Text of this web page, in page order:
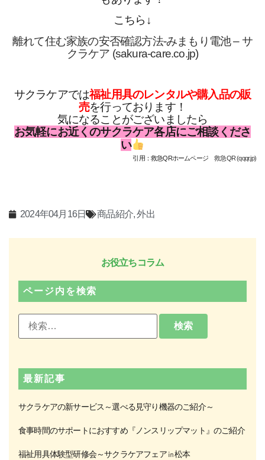
こちら↓
離れて住む家族の安否確認方法-みまもり電池 – サ
クラケア (sakura-care.co.jp)
サクラケアでは福祉用具のレンタルや購入品の販
売を行っております！
気になることがございましたら
お気軽にお近くのサクラケア各店にご相談くださ
い
引用：救急QRホームページ救急QR (qqqr.jp)
2024年04月16日 商品紹介,外出
お役立ちコラム
ページ内を検索
最新記事
サクラケアの新サービス～選べる見守り機器のご紹介～
食事時間のサポートにおすすめ『ノンスリップマット』のご紹介
福祉用具体験型研修会～サクラケアフェア㏌松本